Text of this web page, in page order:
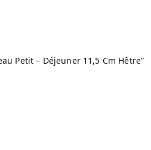
Petit – Déjeuner 11,5 Cm Hêtre”